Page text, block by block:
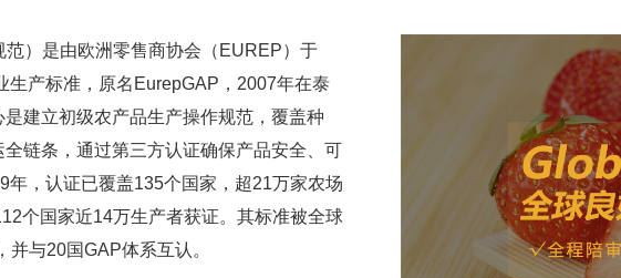
）是由欧洲零售商协会（EUREP）于
生产标准，原名EurepGAP，2007年在泰
建立初级农产品生产操作规范，覆盖种
链条，通过第三方认证确保产品安全、可
年，认证已覆盖135个国家，超21万家农场
个国家近14万生产者获证。其标准被全球
与20国GAP体系互认。